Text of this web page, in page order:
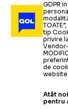
GDPR
tip
privire
de
Atât
pentru